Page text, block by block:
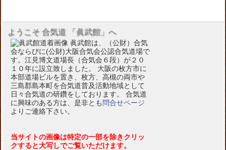
ようこそ 合気道 「眞武館」へ
眞武館は、（公財）合気
会ならびに(公財)大阪合気会公認合気道場で
す。江見博文道場長（合気会６段）が２０
１０年に設立致しました。 大阪の枚方市に
本部道場ビルを置き、枚方、高槻の両市や
三島郡島本町を合気道普及活動地域として
日々合気道の研鑽をしております。 合気道
に興味のある方は、是非とも 問合せページ
よりご連絡下さい。
当サイトの画像は特定の一部を除きクリッ
クすると大写しでご覧いただけます。